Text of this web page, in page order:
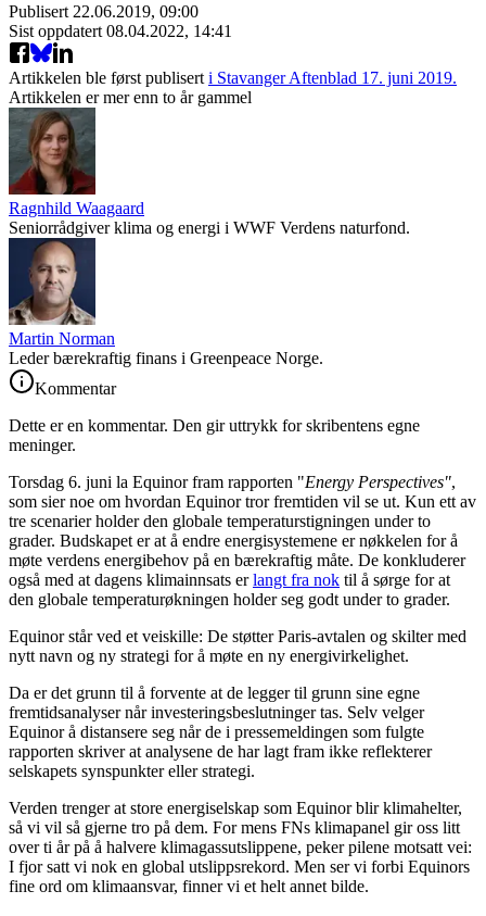
Publisert 22.06.2019, 09:00
Sist oppdatert 08.04.2022, 14:41
Artikkelen ble først publisert i Stavanger Aftenblad 17. juni 2019.
Artikkelen er mer enn to år gammel
Ragnhild Waagaard
Seniorrådgiver klima og energi i WWF Verdens naturfond.
Martin Norman
Leder bærekraftig finans i Greenpeace Norge.
Kommentar
Dette er en kommentar. Den gir uttrykk for skribentens egne
meninger.
Torsdag 6. juni la Equinor fram rapporten "Energy Perspectives",
som sier noe om hvordan Equinor tror fremtiden vil se ut. Kun ett av
tre scenarier holder den globale temperaturstigningen under to
grader. Budskapet er at å endre energisystemene er nøkkelen for å
møte verdens energibehov på en bærekraftig måte. De konkluderer
også med at dagens klimainnsats erlangt fra nok til å sørge for at
den globale temperaturøkningen holder seg godt under to grader.
Equinor står ved et veiskille: De støtter Paris-avtalen og skilter med
nytt navn og ny strategi for å møte en ny energivirkelighet.
Da er det grunn til å forvente at de legger til grunn sine egne
fremtidsanalyser når investeringsbeslutninger tas. Selv velger
Equinor å distansere seg når de i pressemeldingen som fulgte
rapporten skriver at analysene de har lagt fram ikke reflekterer
selskapets synspunkter eller strategi.
Verden trenger at store energiselskap som Equinor blir klimahelter,
så vi vil så gjerne tro på dem. For mens FNs klimapanel gir oss litt
over ti år på å halvere klimagassutslippene, peker pilene motsatt vei:
I fjor satt vi nok en global utslippsrekord. Men ser vi forbi Equinors
fine ord om klimaansvar, finner vi et helt annet bilde.